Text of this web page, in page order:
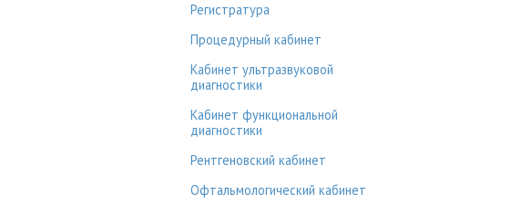
Регистратура
Процедурный кабинет
Кабинет ультразвуковой
диагностики
Кабинет функциональной
диагностики
Рентгеновский кабинет
Офтальмологический кабинет